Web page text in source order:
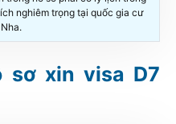
nghiêm trọng tại quốc gia cư
sơ xin visa D7